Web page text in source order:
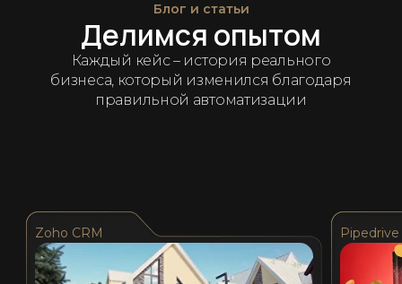
Блог и статьи
Делимся опытом
Каждый кейс – история реального
бизнеса, который изменился благодаря
правильной автоматизации
Pipedrive
Zoho CRM